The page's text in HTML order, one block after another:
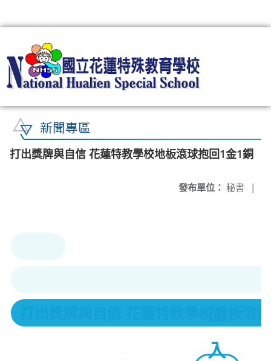
新聞專區
打出獎牌與自信 花蓮特教學校地板滾球抱回1金1銅
發布單位： 秘書 |
入